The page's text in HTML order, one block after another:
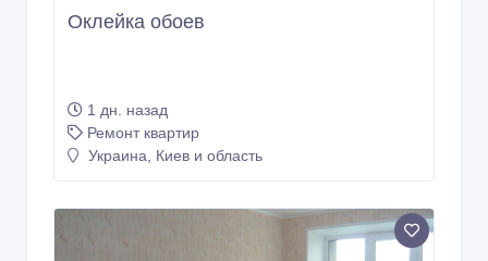
Оклейка обоев
1 дн. назад
Ремонт квартир
Украина, Киев и область